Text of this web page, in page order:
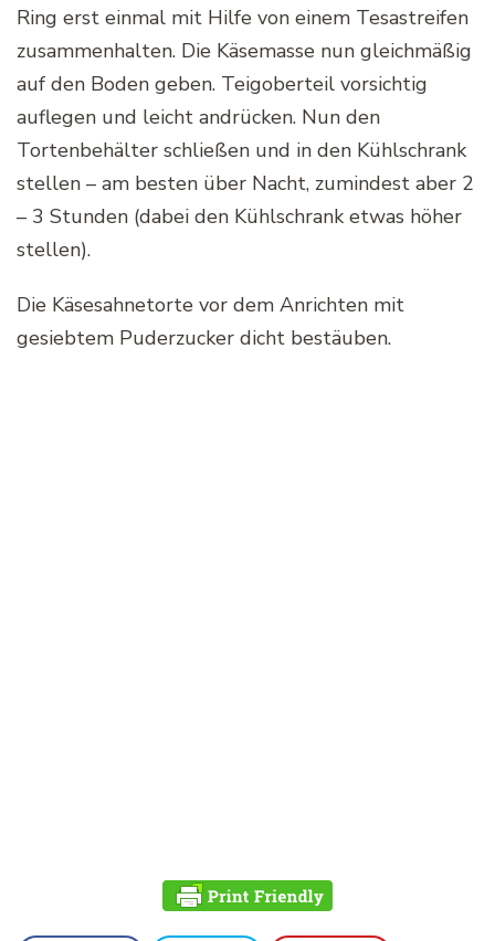
Ring erst einmal mit Hilfe von einem Tesastreifen
zusammenhalten. Die Käsemasse nun gleichmäßig
auf den Boden geben. Teigoberteil vorsichtig
auflegen und leicht andrücken. Nun den
Tortenbehälter schließen und in den Kühlschrank
stellen – am besten über Nacht, zumindest aber 2
– 3 Stunden (dabei den Kühlschrank etwas höher
stellen).
Die Käsesahnetorte vor dem Anrichten mit
gesiebtem Puderzucker dicht bestäuben.